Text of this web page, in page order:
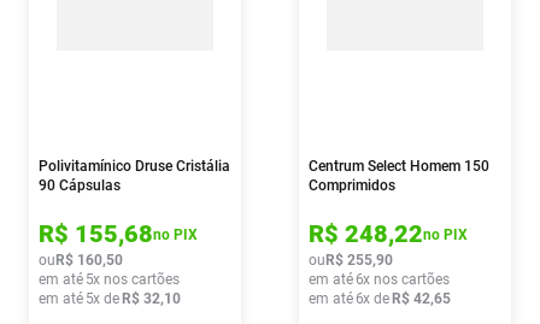
Polivitamínico Druse Cristália
90 Cápsulas
R$ 155,68no PIX
ou R$ 160,50
em até 5x nos cartões
em até 5x de R$ 32,10
Centrum Select Homem 150
Comprimidos
R$ 248,22no PIX
ou R$ 255,90
em até6x nos cartões
em até6x de R$ 42,65